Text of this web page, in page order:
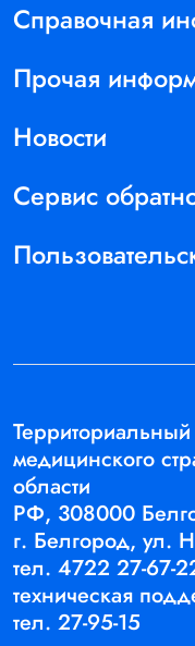
Справочная
Прочая
Новости
Сервис
медицинского
области
РФ, 308000
г. Белгород, ул.
тел.4722 27-67-
техническая
тел.27-95-15